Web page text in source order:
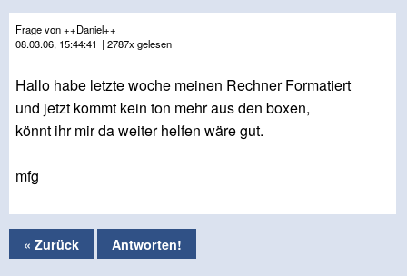
Frage von ++Daniel++
08.03.06, 15:44:41 | 2787x gelesen
Hallo habe letzte woche meinen Rechner Formatiert
und jetzt kommt kein ton mehr aus den boxen,
könnt ihr mir da weiter helfen wäre gut.
mfg
« Zurück Antworten!